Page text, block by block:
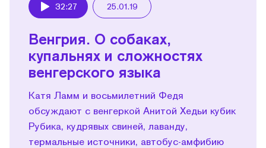
32:27 25.01.19
Венгрия. О собаках,
купальнях и сложностях
венгерского языка
Катя Ламм и восьмилетний Федя
обсуждают с венгеркой Анитой Хедьи кубик
Рубика, кудрявых свиней, лаванду,
термальные источники, автобус-амфибию